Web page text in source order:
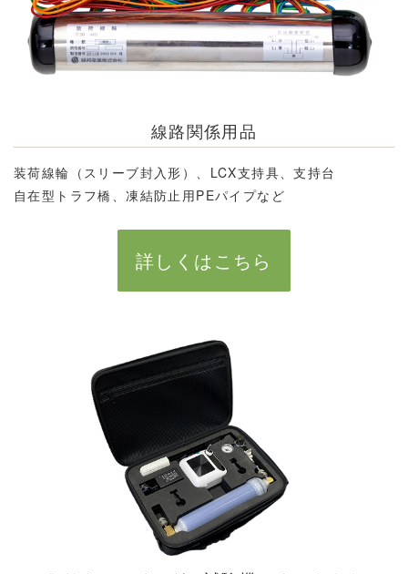
線路関係用品
装荷線輪（スリーブ封入形）、LCX支持具、支持台
自在型トラフ橋、凍結防止用PEパイプなど
詳しくはこちら